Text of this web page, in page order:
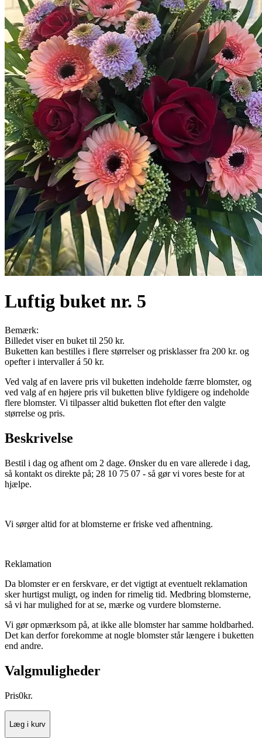
Luftig buket nr. 5
Bemærk:
Billedet viser en buket til 250 kr.
Buketten kan bestilles i flere størrelser og prisklasser fra 200 kr. og
opefter i intervaller á 50 kr.
Ved valg af en lavere pris vil buketten indeholde færre blomster, og
ved valg af en højere pris vil buketten blive fyldigere og indeholde
flere blomster. Vi tilpasser altid buketten flot efter den valgte
størrelse og pris.
Beskrivelse
Bestil i dag og afhent om 2 dage. Ønsker du en vare allerede i dag,
så kontakt os direkte på; 28 10 75 07 - så gør vi vores beste for at
hjælpe.
Vi sørger altid for at blomsterne er friske ved afhentning.
Reklamation
Da blomster er en ferskvare, er det vigtigt at eventuelt reklamation
sker hurtigst muligt, og inden for rimelig tid. Medbring blomsterne,
så vi har mulighed for at se, mærke og vurdere blomsterne.
Vi gør opmærksom på, at ikke alle blomster har samme holdbarhed.
Det kan derfor forekomme at nogle blomster står længere i buketten
end andre.
Valgmuligheder
Pris0kr.
Læg i kurv